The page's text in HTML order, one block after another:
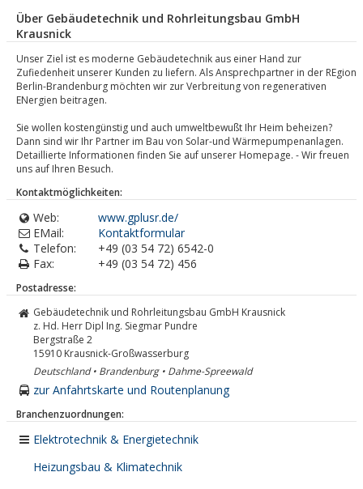
Über Gebäudetechnik und Rohrleitungsbau GmbH
Krausnick
Unser Ziel ist es moderne Gebäudetechnik aus einer Hand zur
Zufiedenheit unserer Kunden zu liefern. Als Ansprechpartner in der REgion
Berlin-Brandenburg möchten wir zur Verbreitung von regenerativen
ENergien beitragen.
Sie wollen kostengünstig und auch umweltbewußt Ihr Heim beheizen?
Dann sind wir Ihr Partner im Bau von Solar-und Wärmepumpenanlagen.
Detaillierte Informationen finden Sie auf unserer Homepage. - Wir freuen
uns auf Ihren Besuch.
Kontaktmöglichkeiten:
Web:
www.gplusr.de/
EMail:
Kontaktformular
Telefon:
+49 (03 54 72) 6542-0
Fax:
+49 (03 54 72) 456
Postadresse:
Gebäudetechnik und Rohrleitungsbau GmbH Krausnick
z. Hd. Herr Dipl Ing. Siegmar Pundre
Bergstraße 2
15910 Krausnick-Großwasserburg
Deutschland • Brandenburg • Dahme-Spreewald
zur Anfahrtskarte und Routenplanung
Branchenzuordnungen:
Elektrotechnik & Energietechnik
Heizungsbau & Klimatechnik